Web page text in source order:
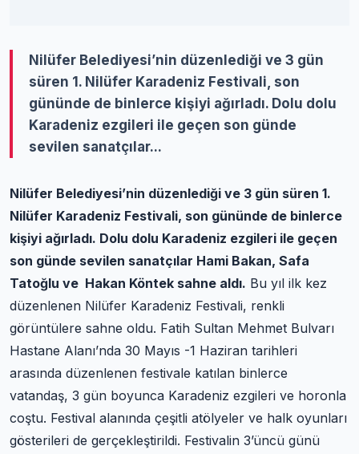
Nilüfer Belediyesi’nin düzenlediği ve 3 gün
süren 1. Nilüfer Karadeniz Festivali, son
gününde de binlerce kişiyi ağırladı. Dolu dolu
Karadeniz ezgileri ile geçen son günde
sevilen sanatçılar...
Nilüfer Belediyesi’nin düzenlediği ve 3 gün süren 1.
Nilüfer Karadeniz Festivali, son gününde de binlerce
kişiyi ağırladı. Dolu dolu Karadeniz ezgileri ile geçen
son günde sevilen sanatçılar Hami Bakan, Safa
Tatoğlu ve Hakan Köntek sahne aldı. Bu yıl ilk kez
düzenlenen Nilüfer Karadeniz Festivali, renkli
görüntülere sahne oldu. Fatih Sultan Mehmet Bulvarı
Hastane Alanı’nda 30 Mayıs -1 Haziran tarihleri
arasında düzenlenen festivale katılan binlerce
vatandaş, 3 gün boyunca Karadeniz ezgileri ve horonla
coştu. Festival alanında çeşitli atölyeler ve halk oyunları
gösterileri de gerçekleştirildi. Festivalin 3’üncü günü